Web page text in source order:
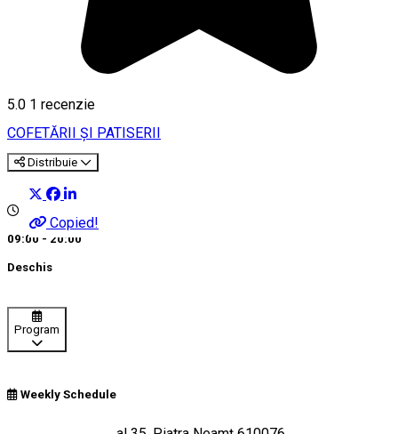
5.0 1 recenzie
COFETĂRII ȘI PATISERII
Distribuie
Copied!
09:00 - 20:00
Deschis
Program
Weekly Schedule